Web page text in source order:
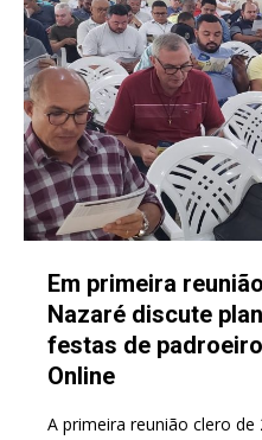
Em primeira
Nazaré discute
festas de
Online
A primeira reunião clero